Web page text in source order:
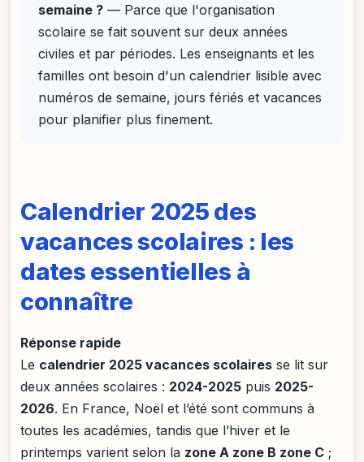
semaine ? — Parce que l'organisation
scolaire se fait souvent sur deux années
civiles et par périodes. Les enseignants et les
familles ont besoin d'un calendrier lisible avec
numéros de semaine, jours fériés et vacances
pour planifier plus finement.
Calendrier 2025 des
vacances scolaires : les
dates essentielles à
connaître
Réponse rapide
Le calendrier 2025 vacances scolaires se lit sur
deux années scolaires : 2024-2025 puis 2025-
2026. En France, Noël et l’été sont communs à
toutes les académies, tandis que l’hiver et le
printemps varient selon la zone A zone B zone C ;